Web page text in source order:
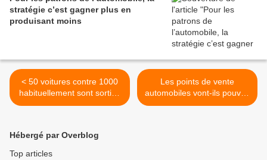
stratégie c’est gagner plus en
produisant moins
< 50 voitures contre 1000
habituellement sont sorties
de l'usine Toyota d'Onnaing
Les points de vente
automobiles vont-ils pouvoir
réouvrir avant la fin du
Hébergé par Overblog
Top articles